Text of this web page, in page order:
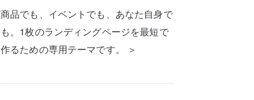
商品でも、イベントでも、あなた自身で
も。1枚のランディングページを最短で
作るための専用テーマです。 ＞